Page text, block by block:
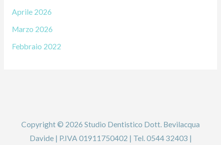
Aprile 2026
Marzo 2026
Febbraio 2022
Copyright © 2026 Studio Dentistico Dott. Bevilacqua
Davide | P.IVA 01911750402 | Tel. 0544 32403 |